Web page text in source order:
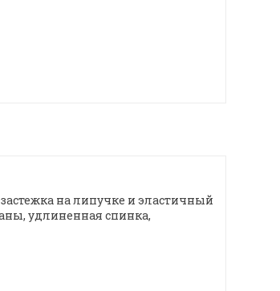
на липучке и эластичный
удлиненная спинка,